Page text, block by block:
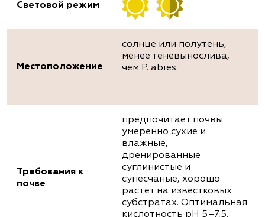
Световой режим
Местоположение
солнце или полутень,
менее теневынослива,
чем P. abies.
Требования к
почве
предпочитает почвы
умеренно сухие и
влажные,
дренированные
суглинистые и
супесчаные, хорошо
растёт на известковых
субстратах. Оптимальная
кислотность рН 5–7,5.